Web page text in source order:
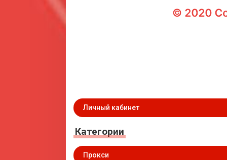
Личный кабинет
Категории
Прокси